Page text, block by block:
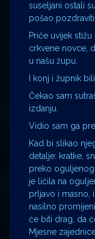
suseljani ostali
pošao pozdraviti.
Priče uvijek
crkvene novce,
u našu župu.
I konj i župnik
Čekao sam
izdanju.
Vidio sam ga
Kad bi slikao
detalje: kratke,
preko
je ličila na
prljavo i masno,
nasilno
će biti drag, da
Mjesne